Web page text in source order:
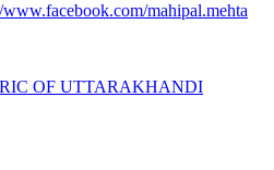
mahipal.mehta
OF UTTARAKHANDI